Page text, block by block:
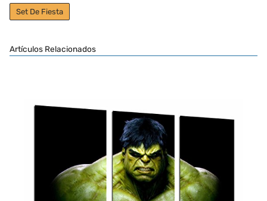
Set De Fiesta
Artículos Relacionados